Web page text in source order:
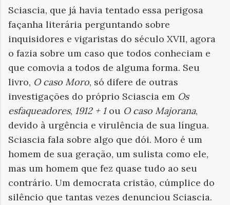
Sciascia, que já havia tentado essa perigosa
façanha literária perguntando sobre
inquisidores e vigaristas do século XVII, agora
o fazia sobre um caso que todos conheciam e
que comovia a todos de alguma forma. Seu
livro, O caso Moro, só difere de outras
investigações do próprio Sciascia em Os
esfaqueadores, 1912 + 1ou O caso Majorana,
devido à urgência e virulência de sua língua.
Sciascia fala sobre algo que dói. Moro é um
homem de sua geração, um sulista como ele,
mas um homem que fez quase tudo ao seu
contrário. Um democrata cristão, cúmplice do
silêncio que tantas vezes denunciou Sciascia.